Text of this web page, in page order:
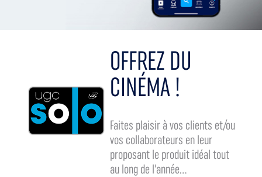
OFFREZ DU
CINÉMA !
Faites plaisir à vos clients et/ou
vos collaborateurs en leur
proposant le produit idéal tout
au long de l'année...